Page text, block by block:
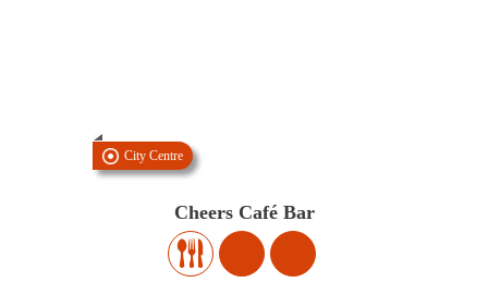
City Centre
Cheers Café Bar